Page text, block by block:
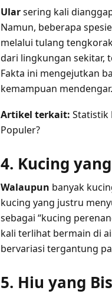
Ularsering kali
Namun, beberapa
melalui tulang
dari lingkungan sekitar,
Fakta ini mengejutkan
kemampuan mendengar.
Artikel terkait: Statistik
Populer?
4. Kucing
Walaupun banyak
kucing yang justru
sebagai “kucing
kali terlihat bermain di
bervariasi tergantung
5. Hiu yang